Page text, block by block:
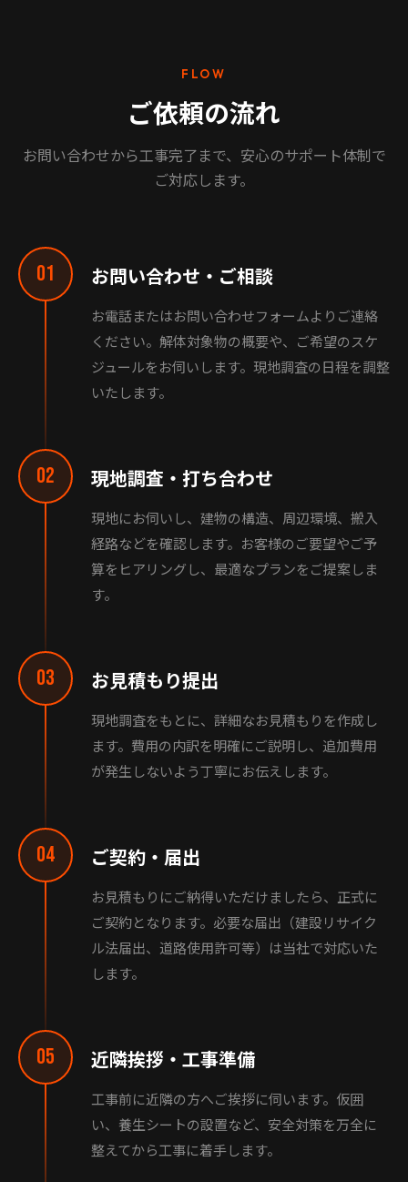
FLOW
ご依頼の流れ
お問い合わせから工事完了まで、安心のサポート体制で
ご対応します。
01 お問い合わせ・ご相談
お電話またはお問い合わせフォームよりご連絡
ください。解体対象物の概要や、ご希望のスケ
ジュールをお伺いします。現地調査の日程を調整
いたします。
02 現地調査・打ち合わせ
現地にお伺いし、建物の構造、周辺環境、搬入
経路などを確認します。お客様のご要望やご予
算をヒアリングし、最適なプランをご提案しま
す。
03 お見積もり提出
現地調査をもとに、詳細なお見積もりを作成し
ます。費用の内訳を明確にご説明し、追加費用
が発生しないよう丁寧にお伝えします。
04 ご契約・届出
お見積もりにご納得いただけましたら、正式に
ご契約となります。必要な届出（建設リサイク
ル法届出、道路使用許可等）は当社で対応いた
します。
05 近隣挨拶・工事準備
工事前に近隣の方へご挨拶に伺います。仮囲
い、養生シートの設置など、安全対策を万全に
整えてから工事に着手します。